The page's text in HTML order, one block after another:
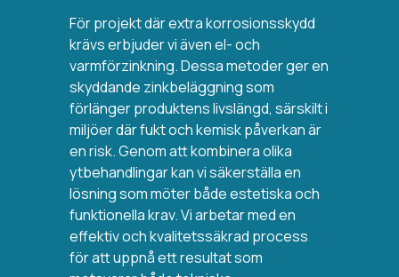
För projekt där extra korrosionsskydd
krävs erbjuder vi även el- och
varmförzinkning. Dessa metoder ger en
skyddande zinkbeläggning som
förlänger produktens livslängd, särskilt i
miljöer där fukt och kemisk påverkan är
en risk.Genom att kombinera olika
ytbehandlingar kan vi säkerställa en
lösning som möter både estetiska och
funktionella krav. Vi arbetar med en
effektiv och kvalitetssäkrad process
för att uppnå ett resultat som